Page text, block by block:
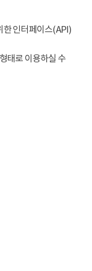
한 인터페이스(API)
태로 이용하실 수